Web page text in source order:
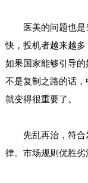
医美的问题也是
快，投机者越来越多
如果国家能够引导
不是复制之路的话
就变得很重要了。
先乱再治，符合
律。市场规则优胜劣